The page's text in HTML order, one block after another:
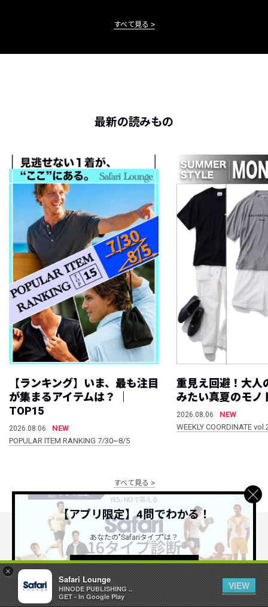
×
Safari Lounge
HINODE PUBLISHING ..
GET - In Google Play
VIEW
すべて見る
最新の読みもの
【ランキング】いま、最も注目
が集まるアイテムは？ ｜
TOP15
2026.08.06
NEW
POPULAR ITEM RANKING 7/30~8/5
重見え回避！大人
みたい真夏のモノ
2026.08.06
NEW
WEEKLY COORDINATE
すべて見る
公式SNSアカウント
【アプリ限定】4問でわかる！
あなたの"Safariタイプ"は？
詳しくはこちら ＞